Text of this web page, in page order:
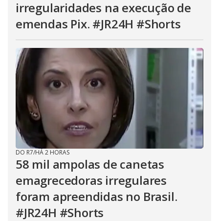
irregularidades na execução de
emendas Pix. #JR24H #Shorts
DO R7/HÁ 2 HORAS
58 mil ampolas de canetas
emagrecedoras irregulares
foram apreendidas no Brasil.
#JR24H #Shorts